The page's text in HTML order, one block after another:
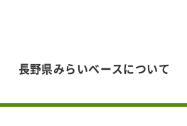
長野県みらいベースについて